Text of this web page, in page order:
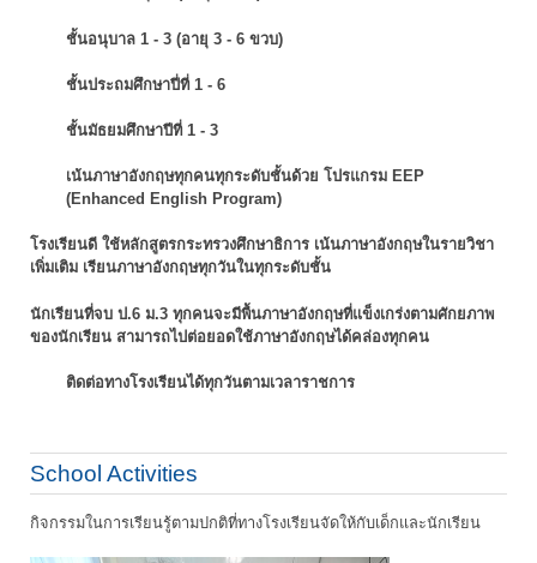
ชั้นอนุบาล 1 - 3 (อายุ 3 - 6 ขวบ)
ชั้นประถมศึกษาปี่ที่ 1 - 6
ชั้นมัธยมศึกษาปีที่ 1 - 3
เน้นภาษาอังกฤษทุกคนทุกระดับชั้นด้วย โปรแกรม EEP
(Enhanced English Program)
โรงเรียนดี ใช้หลักสูตรกระทรวงศึกษาธิการ เน้นภาษาอังกฤษในรายวิชา
เพิ่มเติม เรียนภาษาอังกฤษทุกวันในทุกระดับชั้น
นักเรียนที่จบ ป.6 ม.3 ทุกคนจะมีพื้นภาษาอังกฤษที่แข็งเกร่งตามศักยภาพ
ของนักเรียน สามารถไปต่อยอดใช้ภาษาอังกฤษได้คล่องทุกคน
ติดต่อทางโรงเรียนได้ทุกวันตามเวลาราชการ
School Activities
กิจกรรมในการเรียนรู้ตามปกติที่ทางโรงเรียนจัดให้กับเด็กและนักเรียน